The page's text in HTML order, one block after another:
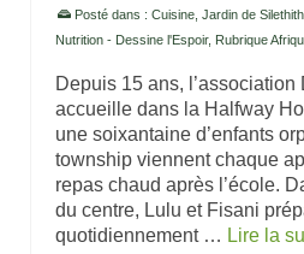
Posté dans : Cuisine Jardin de
Nutrition - Dessine l'Espoir, Rubrique
Depuis 15 ans, l’association
accueille dans la Halfway
une soixantaine d’enfants
township viennent chaque
repas chaud après l’école.
du centre, Lulu et Fisani
quotidiennement … Lire la